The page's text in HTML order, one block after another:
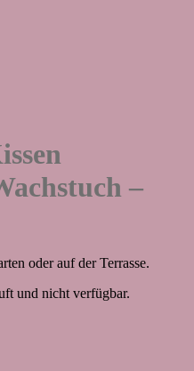
–
oder auf der Terrasse.
und nicht verfügbar.